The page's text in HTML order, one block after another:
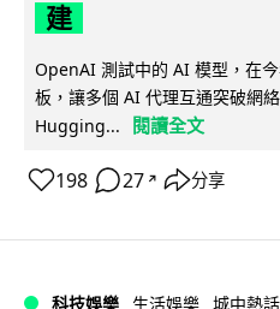
建
OpenAI 測試中的 AI 模型，在
板，讓多個 AI 代理互通突破網
Hugging...
閱讀全文
198 27 ↗ 分享
科技娛樂 生活娛樂 城中熱話